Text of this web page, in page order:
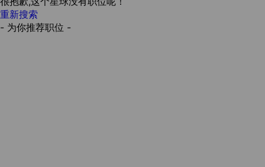
重新搜索
- 为你推荐职位 -